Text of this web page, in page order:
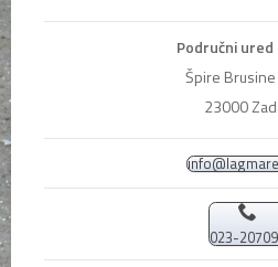
Područni ured
Špire
23000
023-